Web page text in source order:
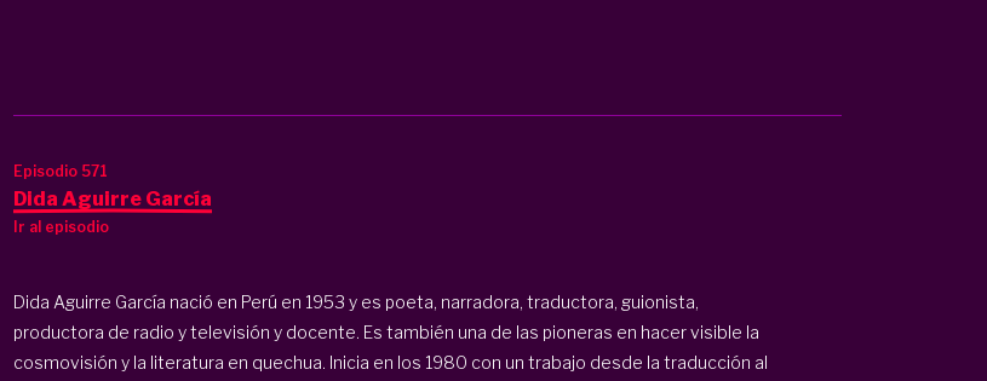
Episodio 571
Dida Aguirre García
Ir al episodio
Dida Aguirre García nació en Perú en 1953 y es poeta, narradora, traductora, guionista,
productora de radio y televisión y docente. Es también una de las pioneras en hacer visible la
cosmovisión y la literatura en quechua. Inicia en los 1980 con un trabajo desde la traducción al